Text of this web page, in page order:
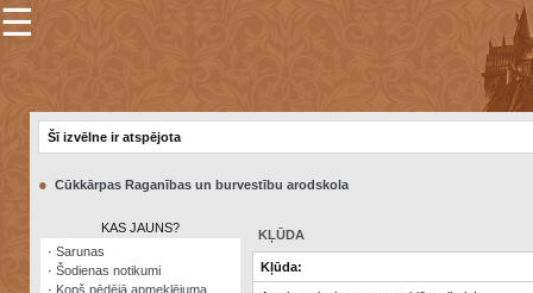
×
Šodienas
notikumi
☰
Šī izvēlne ir atspējota
● Cūkkārpas Raganības un burvestību arodskola
KAS JAUNS?
· Sarunas
· Šodienas notikumi
· Kopš pēdējā apmeklējuma
KĻŪDA
Kļūda: